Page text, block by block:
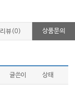
리뷰(0) 상품문의
글쓴이 상태